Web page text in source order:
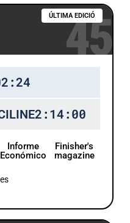
ÚLTIMA EDICIÓ
45
2:14:00
Informe
Económico
Finisher's
magazine